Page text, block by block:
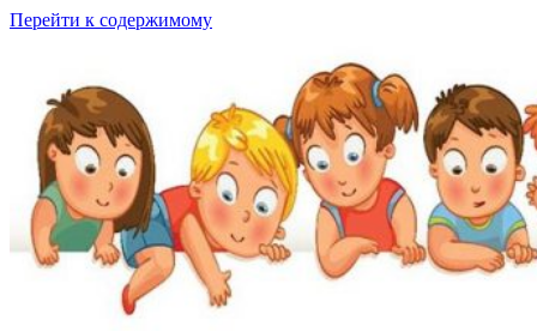
Перейти к содержимому